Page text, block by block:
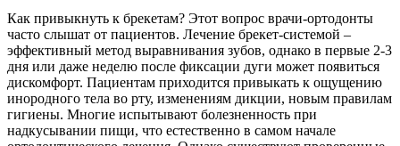
Как привыкнуть к брекетам? Этот вопрос врачи-ортодонты
часто слышат от пациентов. Лечение брекет-системой –
эффективный метод выравнивания зубов, однако в первые 2-3
дня или даже неделю после фиксации дуги может появиться
дискомфорт. Пациентам приходится привыкать к ощущению
инородного тела во рту, изменениям дикции, новым правилам
гигиены. Многие испытывают болезненность при
надкусывании пищи, что естественно в самом начале